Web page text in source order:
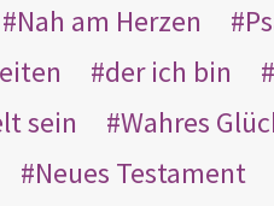
Nah am Herzen
der ich bin
sein Wahres
Neues Testament